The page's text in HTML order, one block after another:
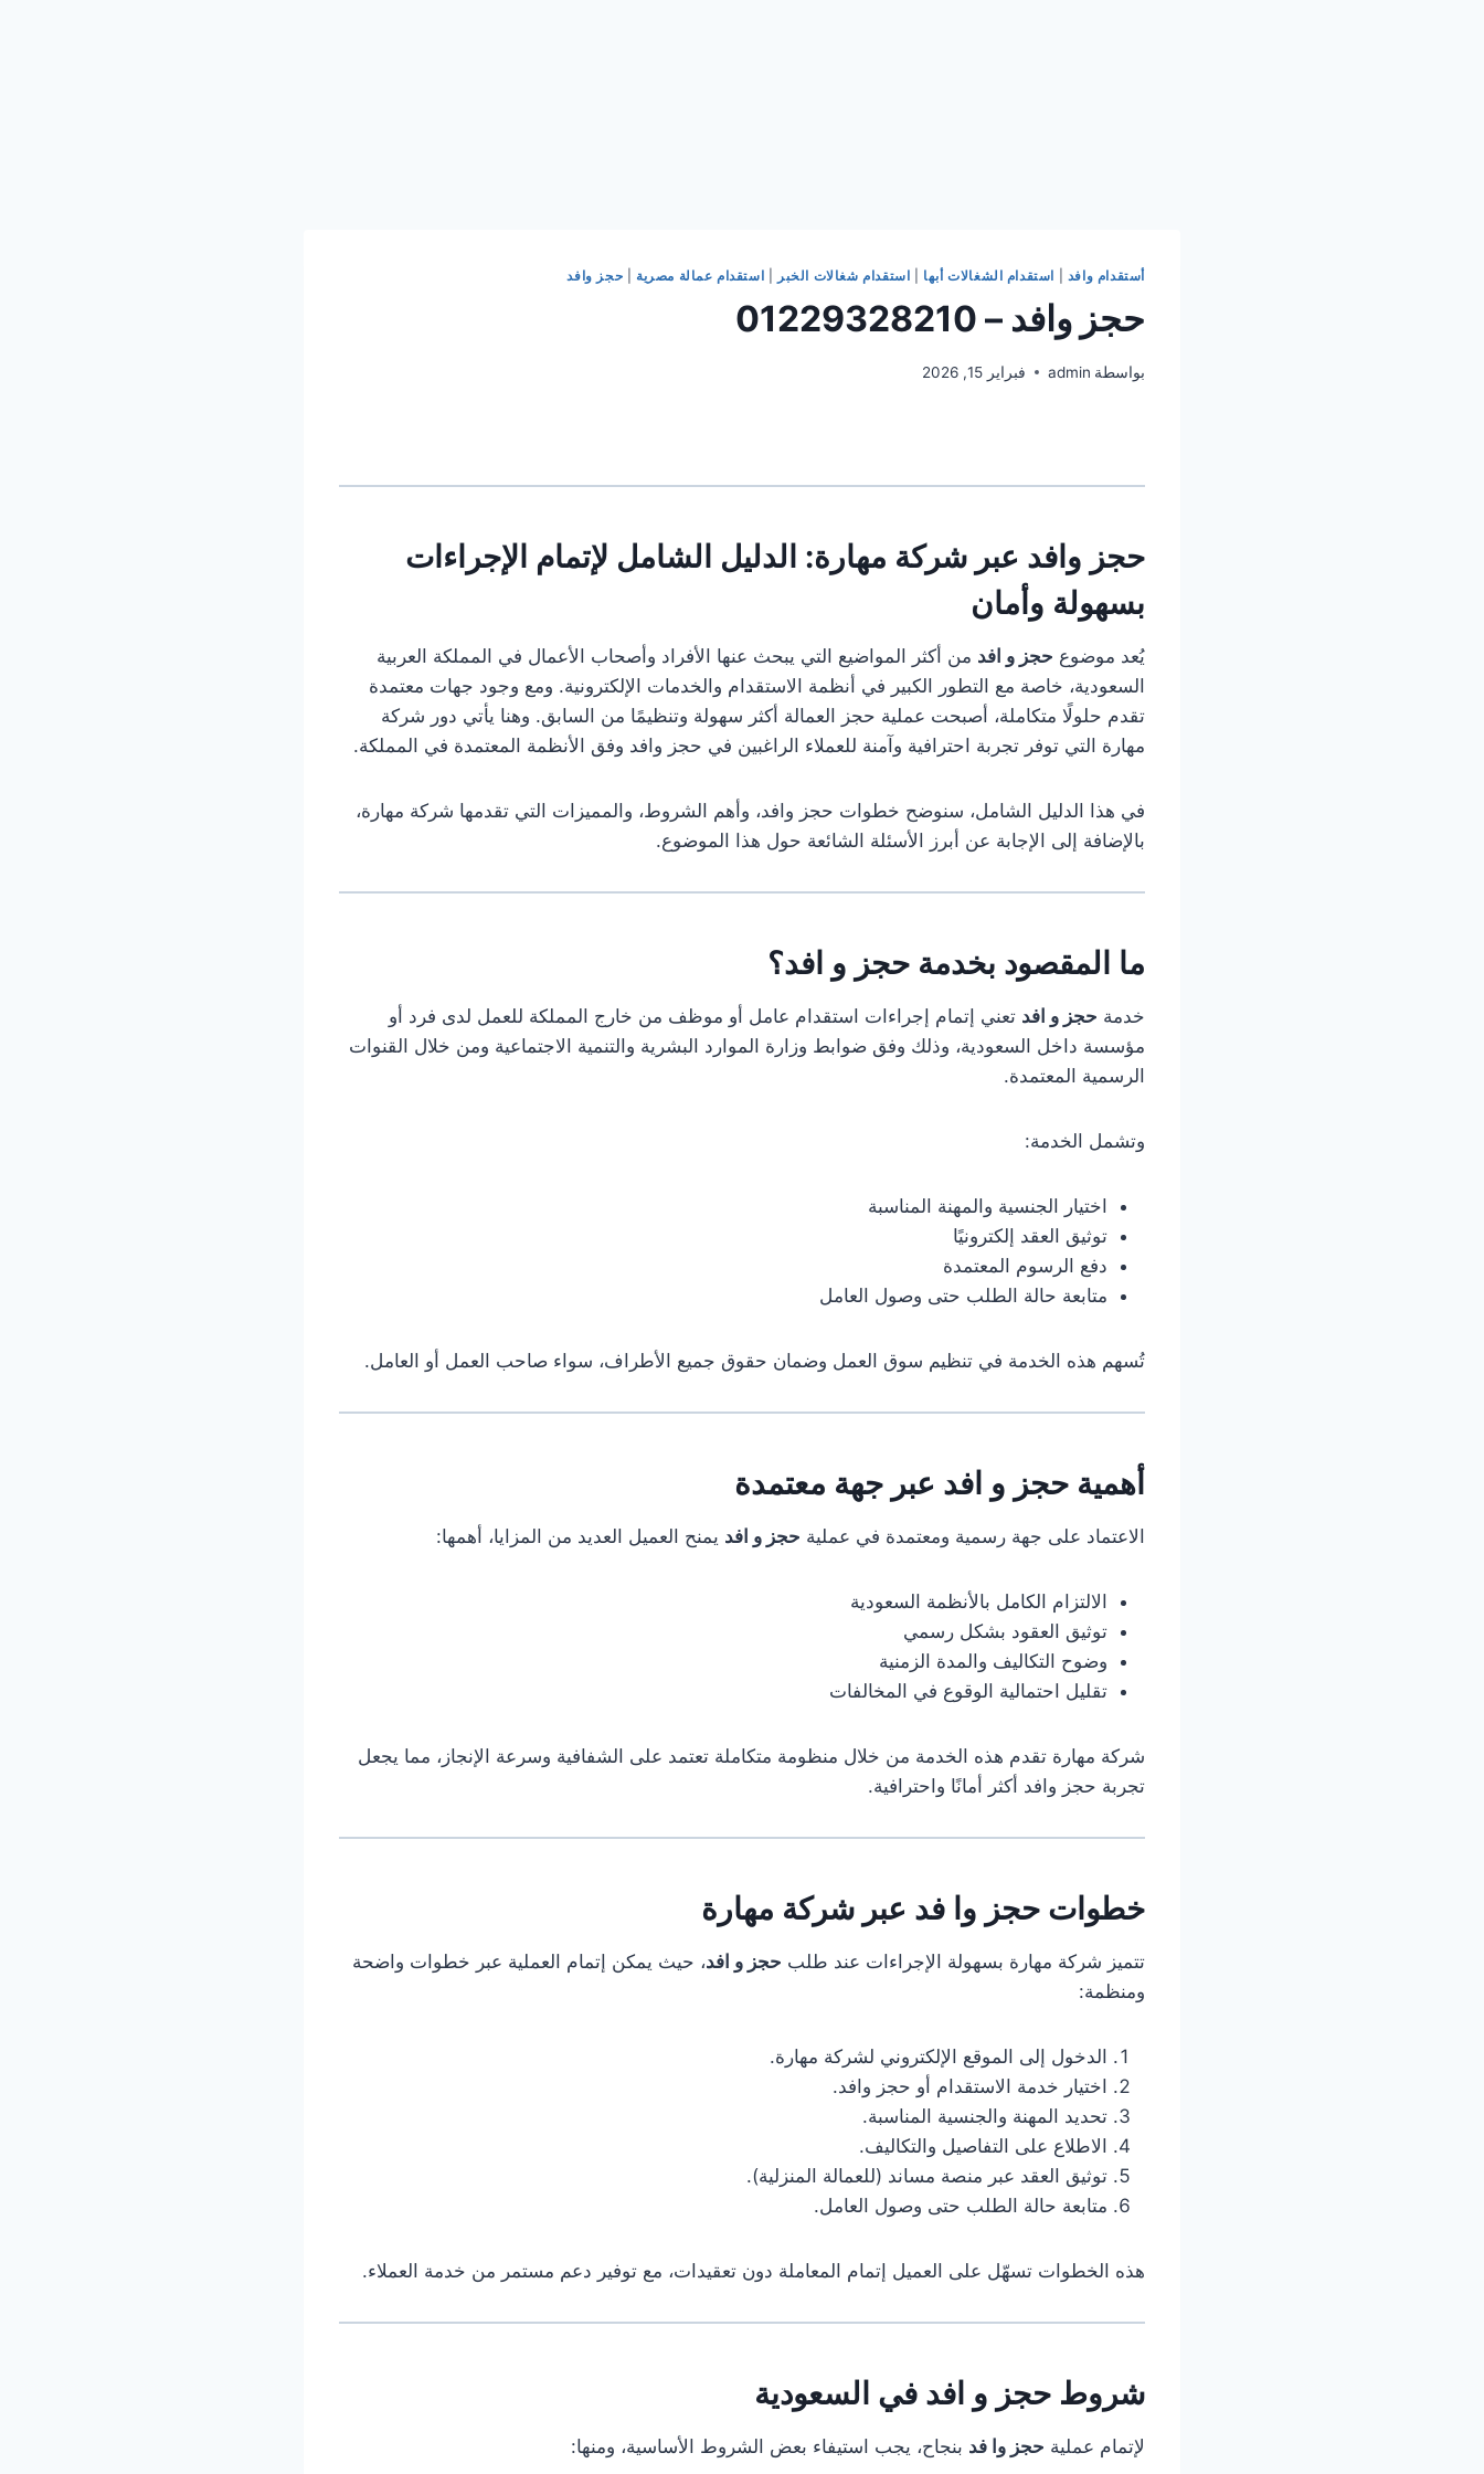
أستقدام وافد استقدام الشغالات أبها استقدام شغالات الخبر استقدام عمالة مصرية حجز وافد
حجز وافد – 01229328210
بواسطة admin فبراير 15, 2026
حجز وافد عبر شركة مهارة: الدليل الشامل لإتمام الإجراءات
بسهولة وأمان
يُعد موضوع حجز و افد من أكثر المواضيع التي يبحث عنها الأفراد وأصحاب الأعمال في المملكة العربية
السعودية، خاصة مع التطور الكبير في أنظمة الاستقدام والخدمات الإلكترونية. ومع وجود جهات معتمدة
تقدم حلولًا متكاملة، أصبحت عملية حجز العمالة أكثر سهولة وتنظيمًا من السابق. وهنا يأتي دور شركة
مهارة التي توفر تجربة احترافية وآمنة للعملاء الراغبين في حجز وافد وفق الأنظمة المعتمدة في المملكة.
في هذا الدليل الشامل، سنوضح خطوات حجز وافد، وأهم الشروط، والمميزات التي تقدمها شركة مهارة،
بالإضافة إلى الإجابة عن أبرز الأسئلة الشائعة حول هذا الموضوع.
ما المقصود بخدمة حجز و افد؟
خدمة حجز و افد تعني إتمام إجراءات استقدام عامل أو موظف من خارج المملكة للعمل لدى فرد أو
مؤسسة داخل السعودية، وذلك وفق ضوابط وزارة الموارد البشرية والتنمية الاجتماعية ومن خلال القنوات
الرسمية المعتمدة.
وتشمل الخدمة:
اختيار الجنسية والمهنة المناسبة
توثيق العقد إلكترونيًا
دفع الرسوم المعتمدة
متابعة حالة الطلب حتى وصول العامل
تُسهم هذه الخدمة في تنظيم سوق العمل وضمان حقوق جميع الأطراف، سواء صاحب العمل أو العامل.
أهمية حجز و افد عبر جهة معتمدة
الاعتماد على جهة رسمية ومعتمدة في عملية حجز و افد يمنح العميل العديد من المزايا، أهمها:
الالتزام الكامل بالأنظمة السعودية
توثيق العقود بشكل رسمي
وضوح التكاليف والمدة الزمنية
تقليل احتمالية الوقوع في المخالفات
شركة مهارة تقدم هذه الخدمة من خلال منظومة متكاملة تعتمد على الشفافية وسرعة الإنجاز، مما يجعل
تجربة حجز وافد أكثر أمانًا واحترافية.
خطوات حجز وا فد عبر شركة مهارة
تتميز شركة مهارة بسهولة الإجراءات عند طلب حجز و افد، حيث يمكن إتمام العملية عبر خطوات واضحة
ومنظمة:
الدخول إلى الموقع الإلكتروني لشركة مهارة.
اختيار خدمة الاستقدام أو حجز وافد.
تحديد المهنة والجنسية المناسبة.
الاطلاع على التفاصيل والتكاليف.
توثيق العقد عبر منصة مساند (للعمالة المنزلية).
متابعة حالة الطلب حتى وصول العامل.
هذه الخطوات تسهّل على العميل إتمام المعاملة دون تعقيدات، مع توفير دعم مستمر من خدمة العملاء.
شروط حجز و افد في السعودية
لإتمام عملية حجز وا فد بنجاح، يجب استيفاء بعض الشروط الأساسية، ومنها: